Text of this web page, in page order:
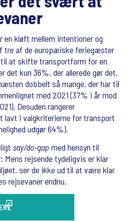
kløft mellem intentioner og
tre af de europæiske feriegæster
at skifte transportform for en
det kun 36%, der allerede gør det.
dobbelt så mange, der har til
med 2021 (37% i år mod
Desuden rangerer
lavt i valgkriterierne for transport
udgør 64%).
say/do-gap med hensyn til
Mens rejsende tydeligvis er klar
ser de ikke ud til at være klar
rejsevaner endnu.